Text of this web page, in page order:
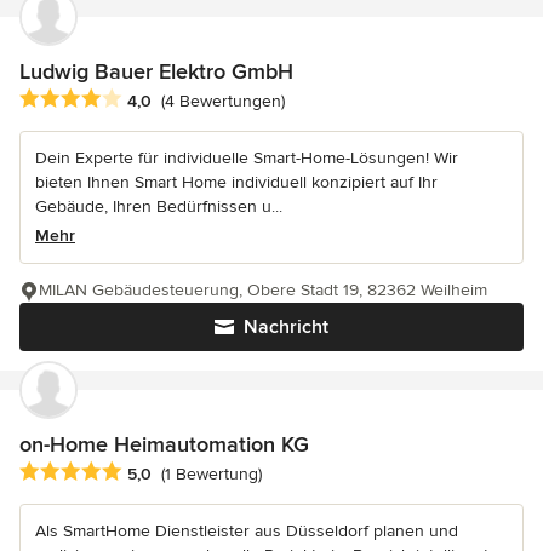
Ludwig Bauer Elektro GmbH
Durchschnittliche Bewertung: 4 von 5 Sternen
4,0 (4 Bewertungen)
Dein Experte für individuelle Smart-Home-Lösungen! Wir
bieten Ihnen Smart Home individuell konzipiert auf Ihr
Gebäude, Ihren Bedürfnissen u...
Mehr
Nachricht
MILAN Gebäudesteuerung, Obere Stadt 19, 82362 Weilheim
on-Home Heimautomation KG
Durchschnittliche Bewertung: 5 von 5 Sternen
5,0 (1 Bewertung)
Als SmartHome Dienstleister aus Düsseldorf planen und